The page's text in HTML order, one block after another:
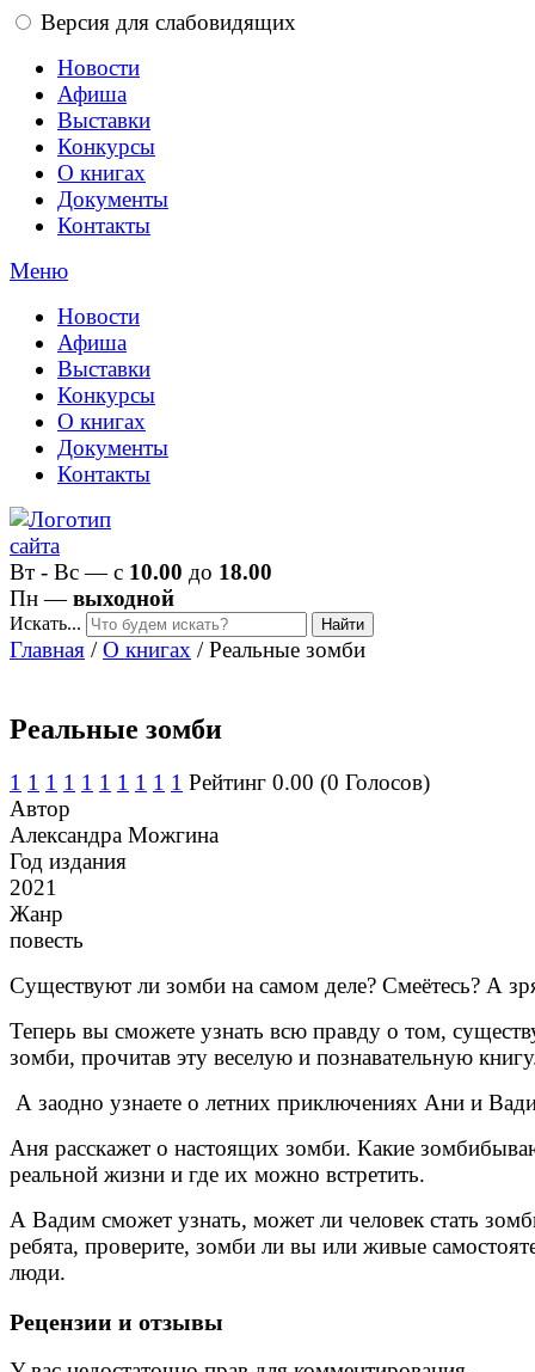
Версия для слабовидящих
Новости
Афиша
Выставки
Конкурсы
О книгах
Документы
Контакты
Меню
Новости
Афиша
Выставки
Конкурсы
О книгах
Документы
Контакты
Вт - Вс — с 10.00 до 18.00
Пн —выходной
Искать... Найти
Главная /О книгах /Реальные зомби
Реальные зомби
1 1 1 1 1 1 1 1 1 1 Рейтинг 0.00 (0 Голосов)
Автор
Александра Можгина
Год издания
2021
Жанр
повесть
Существуют ли зомби на самом деле? Смеётесь? А
Теперь вы сможете узнать всю правду о том,
зомби, прочитав эту веселую и познавательную
А заодно узнаете о летних приключениях Ани и
Аня расскажет о настоящих зомби. Какие
реальной жизни и где их можно встретить.
А Вадим сможет узнать, может ли человек стать
ребята, проверите, зомби ли вы или живые
люди.
Рецензии и отзывы